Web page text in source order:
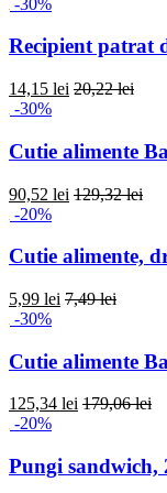
Recipient patrat
14,15 lei 20,22 lei
-30%
Cutie alimente
90,52 lei 129,32 lei
-20%
Cutie alimente,
5,99 lei 7,49 lei
-30%
Cutie alimente
125,34 lei 179,06 lei
-20%
Pungi sandwich,